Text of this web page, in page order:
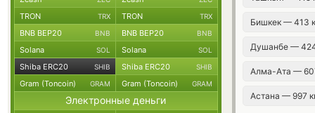
Бишкек — 413
Душанбе —
Алма-Ата —
Астана — 997
TRON TRX TRON TRX
BNB BEP20 BNB BNB BEP20 BNB
Solana SOL Solana SOL
Shiba ERC20 SHIB Shiba ERC20 SHIB
Gram (Toncoin) GRAM Gram (Toncoin) GRAM
Электронные деньги